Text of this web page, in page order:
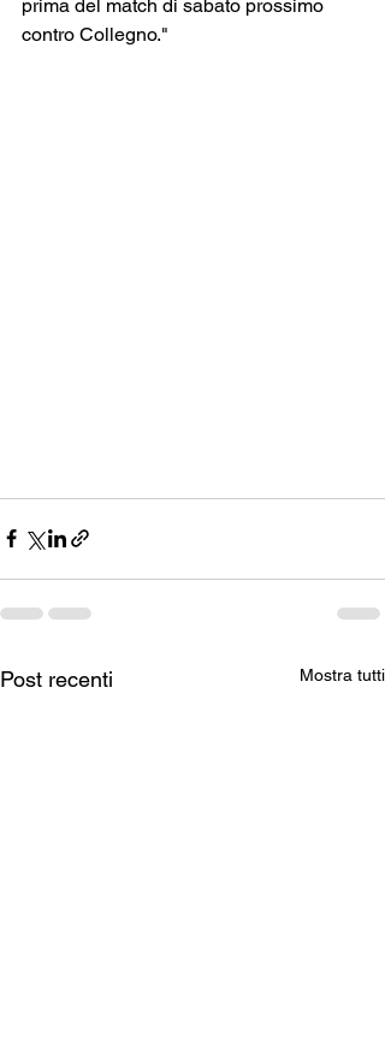
prima del match di sabato prossimo
contro Collegno."
Post recenti Mostra tutti